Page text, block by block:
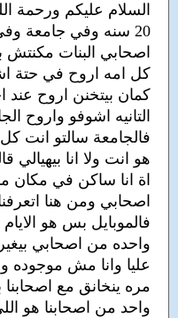
السلام عليكم ورحمة
20 سنه وفي جامعة
اصحابي البنات
كل امه اروح في حتة
كمان بيتخنن اروح
التانيه اشوفو واروح
فالجامعة سالتو انت
هو انت ولا انا بيهيالي
اة انا ساكن في مكان
اصحابي ومن هنا
فالموبايل بس هو
واحده من اصحابي
عليا وانا مش موجوده
مره ينخانق مع
واحد من اصحابنا هو